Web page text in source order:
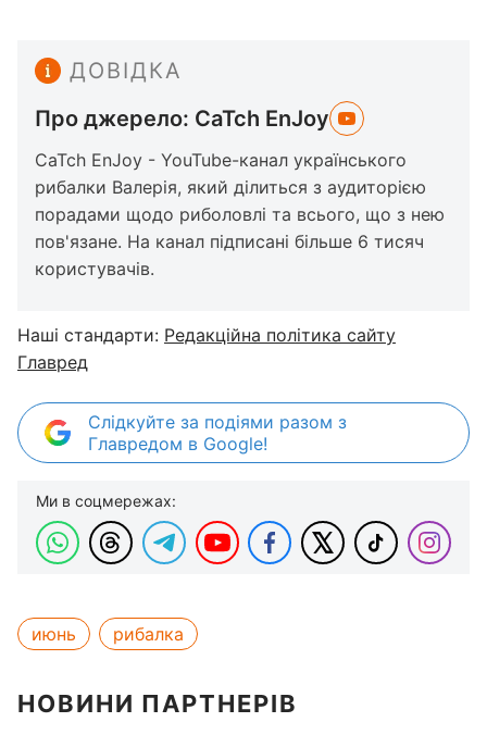
ДОВІДКА
Про джерело: CaTch EnJoy
CaTch EnJoy - YouTube-канал українського
рибалки Валерія, який ділиться з аудиторією
порадами щодо риболовлі та всього, що з нею
пов'язане. На канал підписані більше 6 тисяч
користувачів.
Наші стандарти: Редакційна політика сайту
Главред
Слідкуйте за подіями разом з
Главредом в Google!
Ми в соцмережах:
июнь рибалка
НОВИНИ ПАРТНЕРІВ